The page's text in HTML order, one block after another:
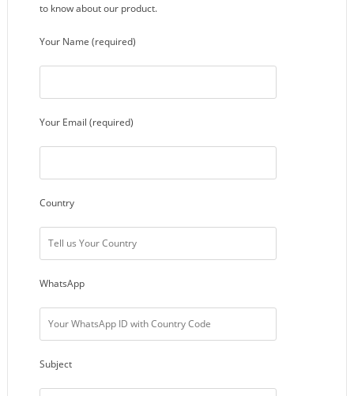
to know about our product.
Your Name (required)
Your Email (required)
Country
WhatsApp
Subject